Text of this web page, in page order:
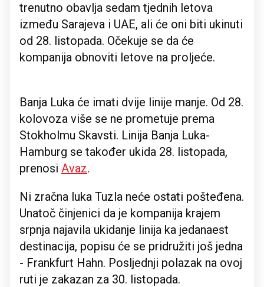
trenutno obavlja sedam tjednih letova
između Sarajeva i UAE, ali će oni biti ukinuti
od 28. listopada. Očekuje se da će
kompanija obnoviti letove na proljeće.
Banja Luka će imati dvije linije manje. Od 28.
kolovoza više se ne prometuje prema
Stokholmu Skavsti. Linija Banja Luka-
Hamburg se također ukida 28. listopada,
prenosi Avaz.
Ni zračna luka Tuzla neće ostati pošteđena.
Unatoč činjenici da je kompanija krajem
srpnja najavila ukidanje linija ka jedanaest
destinacija, popisu će se pridružiti još jedna
- Frankfurt Hahn. Posljednji polazak na ovoj
ruti je zakazan za 30. listopada.